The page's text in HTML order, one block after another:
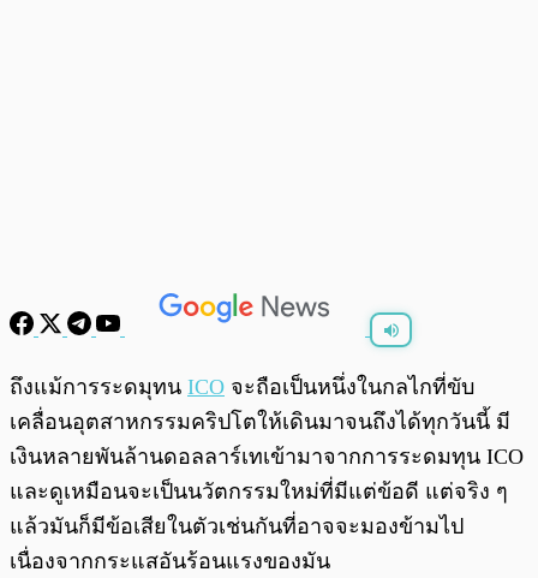
0:00 /0:00
ถึงแม้การระดมุทน ICO จะถือเป็นหนึ่งในกลไกที่ขับ
เคลื่อนอุตสาหกรรมคริปโตให้เดินมาจนถึงได้ทุกวันนี้ มี
เงินหลายพันล้านดอลลาร์เทเข้ามาจากการระดมทุน ICO
และดูเหมือนจะเป็นนวัตกรรมใหม่ที่มีแต่ข้อดี แต่จริง ๆ
แล้วมันก็มีข้อเสียในตัวเช่นกันที่อาจจะมองข้ามไป
เนื่องจากกระแสอันร้อนแรงของมัน